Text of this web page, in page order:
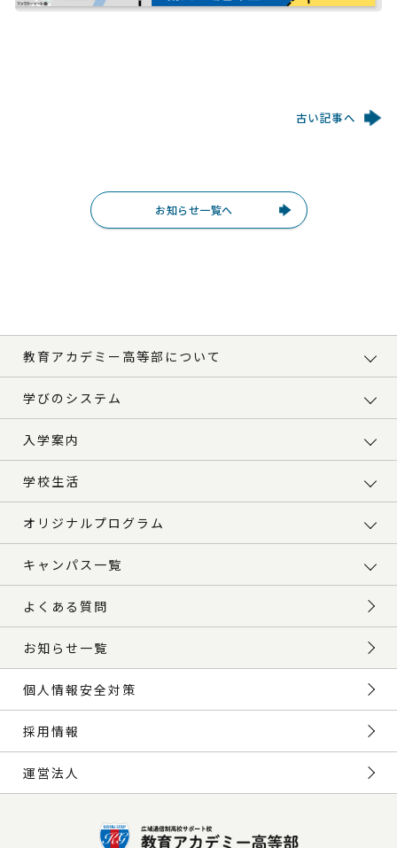
古い記事へ
お知らせ一覧へ
教育アカデミー高等部について
学びのシステム
入学案内
学校生活
オリジナルプログラム
キャンパス一覧
よくある質問
お知らせ一覧
個人情報安全対策
採用情報
運営法人